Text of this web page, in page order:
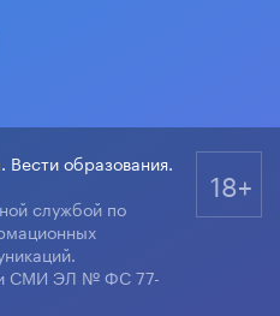
образования.
службой по
СМИ ЭЛ № ФС 77-
18+